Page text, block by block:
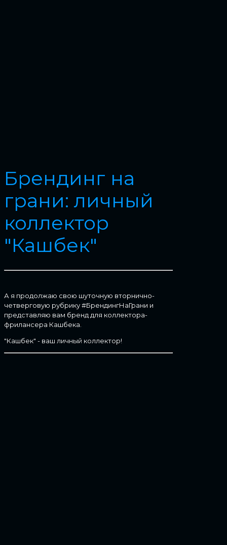
Брендинг на
грани: личный
коллектор
"Кашбек"
А я продолжаю свою шуточную вторнично-
четверговую рубрику #БрендингНаГрани и
представляю вам бренд для коллектора-
фрилансера Кашбека.
"Кашбек" - ваш личный коллектор!